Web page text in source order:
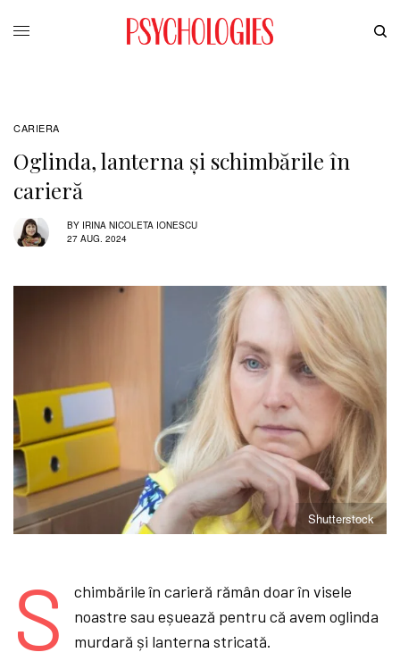
CARIERA
Oglinda, lanterna și schimbările în
carieră
BY IRINA NICOLETA IONESCU
27 AUG. 2024
Shutterstock
S
chimbările în carieră rămân doar în visele
noastre sau eșuează pentru că avem oglinda
murdară și lanterna stricată.